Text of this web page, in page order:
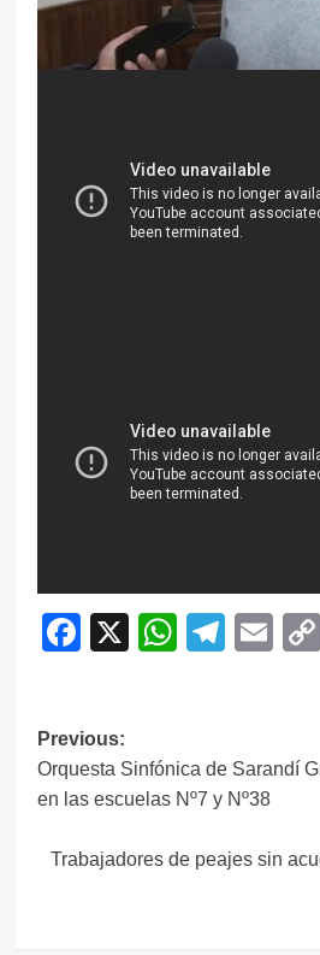
Facebook
X
Navegación
de
Previous:
Orquesta Sinfónica de Sarandí
en las escuelas Nº7 y Nº38
Trabajadores de peajes sin